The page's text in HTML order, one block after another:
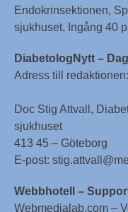
Endokrinsektionen,
sjukhuset, Ingång 40
DiabetologNytt –
Adress till redaktionen:
Doc Stig Attvall,
sjukhuset
413 45 – Göteborg
E-post:
Webbhotell –
Webmedialab.com –